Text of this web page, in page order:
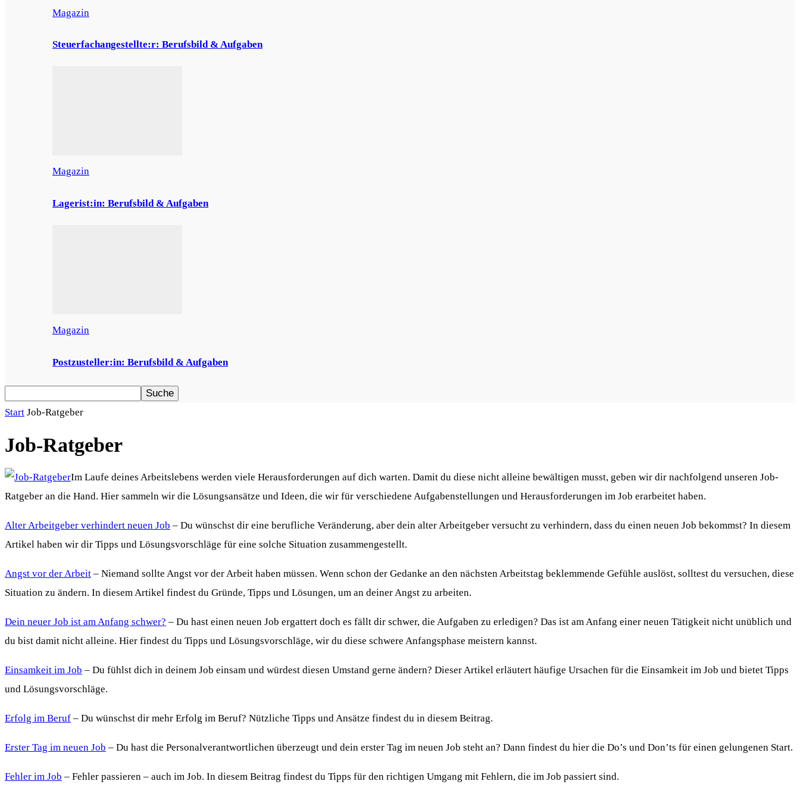
Magazin
Steuerfachangestellte:r: Berufsbild & Aufgaben
Magazin
Lagerist:in: Berufsbild & Aufgaben
Magazin
Postzusteller:in: Berufsbild & Aufgaben
Start Job-Ratgeber
Job-Ratgeber
Im Laufe deines Arbeitslebens werden viele Herausforderungen auf dich warten. Damit du diese nicht alleine bewältigen musst, geben wir dir nachfolgend unseren Job-
Ratgeber an die Hand. Hier sammeln wir die Lösungsansätze und Ideen, die wir für verschiedene Aufgabenstellungen und Herausforderungen im Job erarbeitet haben.
Alter Arbeitgeber verhindert neuen Job – Du wünschst dir eine berufliche Veränderung, aber dein alter Arbeitgeber versucht zu verhindern, dass du einen neuen Job bekommst? In diesem
Artikel haben wir dir Tipps und Lösungsvorschläge für eine solche Situation zusammengestellt.
Angst vor der Arbeit – Niemand sollte Angst vor der Arbeit haben müssen. Wenn schon der Gedanke an den nächsten Arbeitstag beklemmende Gefühle auslöst, solltest du versuchen, diese
Situation zu ändern. In diesem Artikel findest du Gründe, Tipps und Lösungen, um an deiner Angst zu arbeiten.
Dein neuer Job ist am Anfang schwer? – Du hast einen neuen Job ergattert doch es fällt dir schwer, die Aufgaben zu erledigen? Das ist am Anfang einer neuen Tätigkeit nicht unüblich und
du bist damit nicht alleine. Hier findest du Tipps und Lösungsvorschläge, wir du diese schwere Anfangsphase meistern kannst.
Einsamkeit im Job – Du fühlst dich in deinem Job einsam und würdest diesen Umstand gerne ändern? Dieser Artikel erläutert häufige Ursachen für die Einsamkeit im Job und bietet Tipps
und Lösungsvorschläge.
Erfolg im Beruf – Du wünschst dir mehr Erfolg im Beruf? Nützliche Tipps und Ansätze findest du in diesem Beitrag.
Erster Tag im neuen Job – Du hast die Personalverantwortlichen überzeugt und dein erster Tag im neuen Job steht an? Dann findest du hier die Do’s und Don’ts für einen gelungenen Start.
Fehler im Job – Fehler passieren – auch im Job. In diesem Beitrag findest du Tipps für den richtigen Umgang mit Fehlern, die im Job passiert sind.